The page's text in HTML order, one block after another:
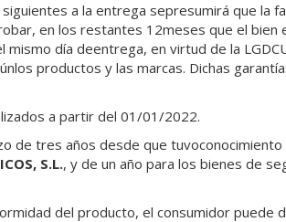
a la entrega sepresumirá que la
en los restantes 12meses que el bien
mismo día deentrega, en virtud de la
productos y las marcas. Dichas
a partir del 01/01/2022.
de tres años desde que
S.L., y de un año para los bienes de
del producto, el consumidor